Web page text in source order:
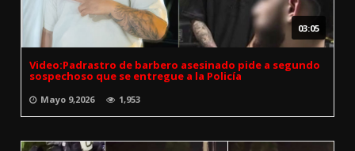
03:05
Video:Padrastro de barbero asesinado pide a segundo
sospechoso que se entregue a la Policía
Mayo 9,2026 1,953